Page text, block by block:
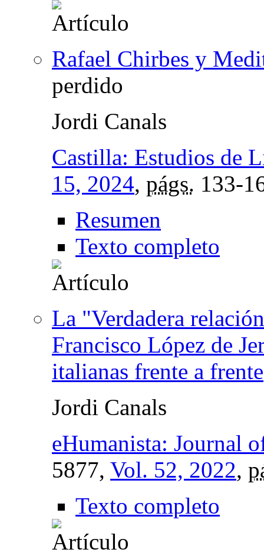
Rafael Chirbes y
perdido
Jordi Canals
Castilla: Estudios de
15, 2024, págs. 133-
Resumen
Texto completo
La "Verdadera
Francisco López de
italianas frente a frente
Jordi Canals
eHumanista: Journal
5877, Vol. 52, 2022,
Texto completo